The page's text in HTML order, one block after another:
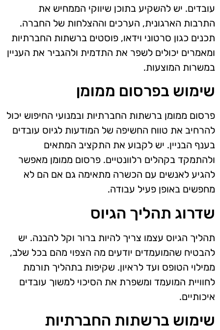
עובדים. יש להשקיע בתוכן שיווקי הממחיש את
התרבות הארגונית, הערכים וההצלחות של החברה.
תכנים כגון סרטוני וידאו, פוסטים ברשתות החברתיות
ומאמרים יכולים לשפר את התדמית ולהגביר את העניין
במשרות המוצעות.
שימוש בפרסום ממומן
פרסום ממומן ברשתות החברתיות ובמנועי החיפוש יכול
להרחיב את טווח החשיפה של המודעות לגיוס עובדים
בענף הבניין. יש לקבוע את התקציב המתאים
ולהתמקד בקהלים רלוונטיים. פרסום ממומן מאפשר
להגיע לאנשים עם הכשרה מתאימה גם אם הם לא
מחפשים באופן פעיל עבודה.
שדרוג תהליך הגיוס
תהליך הגיוס עצמו צריך להיות ברור וקל להבנה. יש
להבטיח שהמועמדים יודעים מה הצפוי מהם בכל שלב,
ממילוי הטופס ועד לראיון. שקיפות בתהליך תורמת
לחוויית המועמד ומשפרת את הסיכוי למשוך עובדים
איכותיים.
שימוש ברשתות החברתיות